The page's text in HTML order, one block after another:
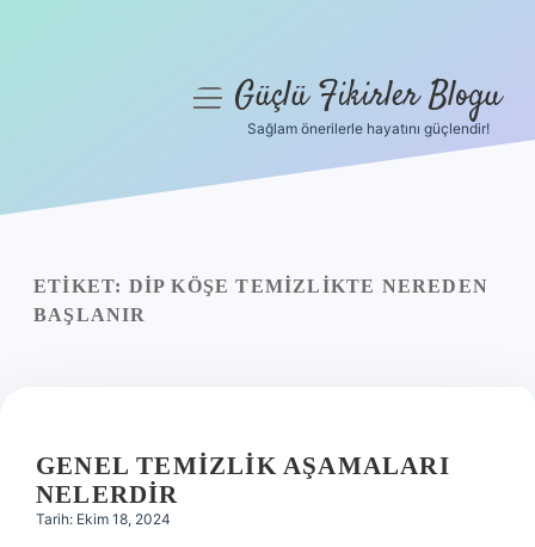
Yasal Uyarı
menüyüGüçlü Fikirler Blogu
Sağlam önerilerle hayatını güçlendir!
ETIKET: DIP KÖŞE TEMIZLIKTE NEREDEN
BAŞLANIR
GENEL TEMIZLIK AŞAMALARI
NELERDIR
Tarih: Ekim 18, 2024